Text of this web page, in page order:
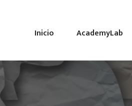
Inicio AcademyLab